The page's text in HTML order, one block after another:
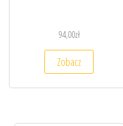
94,00zł
Zobacz